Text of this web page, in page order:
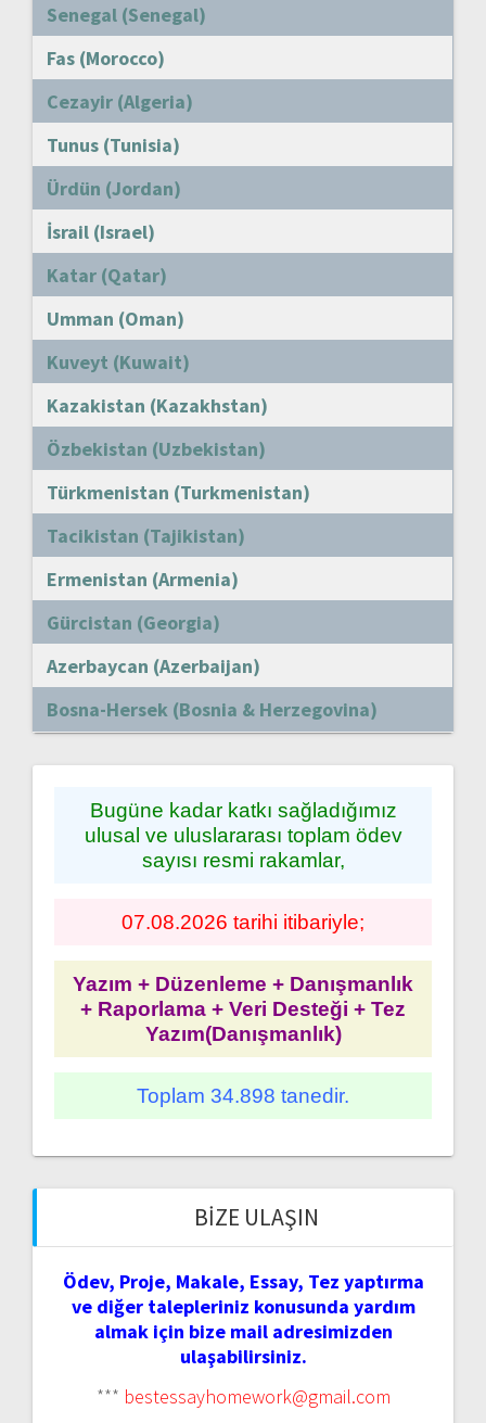
Senegal (Senegal)
Fas (Morocco)
Cezayir (Algeria)
Tunus (Tunisia)
Ürdün (Jordan)
İsrail (Israel)
Katar (Qatar)
Umman (Oman)
Kuveyt (Kuwait)
Kazakistan (Kazakhstan)
Özbekistan (Uzbekistan)
Türkmenistan (Turkmenistan)
Tacikistan (Tajikistan)
Ermenistan (Armenia)
Gürcistan (Georgia)
Azerbaycan (Azerbaijan)
Bosna-Hersek (Bosnia & Herzegovina)
Bugüne kadar katkı sağladığımız
ulusal ve uluslararası toplam ödev
sayısı resmi rakamlar,
07.08.2026 tarihi itibariyle;
Yazım + Düzenleme + Danışmanlık
+ Raporlama + Veri Desteği + Tez
Yazım(Danışmanlık)
Toplam 34.898 tanedir.
BIZE ULAŞIN
Ödev, Proje, Makale, Essay, Tez yaptırma
ve diğer talepleriniz konusunda yardım
almak için bize mail adresimizden
ulaşabilirsiniz.
*** bestessayhomework@gmail.com